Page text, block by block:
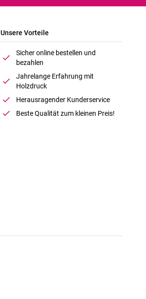
Unsere Vorteile
Sicher online bestellen und
bezahlen
Jahrelange Erfahrung mit
Holzdruck
Herausragender Kunderservice
Beste Qualität zum kleinen Preis!